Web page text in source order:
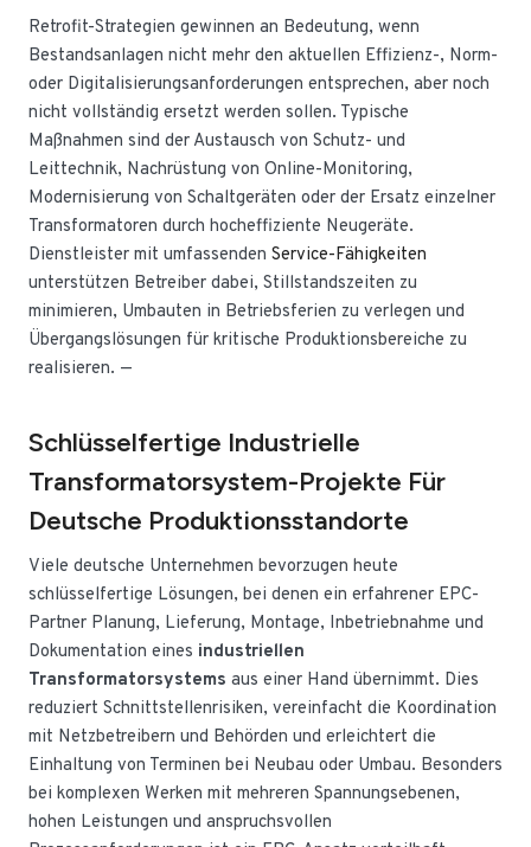
Retrofit-Strategien gewinnen an Bedeutung, wenn
Bestandsanlagen nicht mehr den aktuellen Effizienz-, Norm-
oder Digitalisierungsanforderungen entsprechen, aber noch
nicht vollständig ersetzt werden sollen. Typische
Maßnahmen sind der Austausch von Schutz- und
Leittechnik, Nachrüstung von Online-Monitoring,
Modernisierung von Schaltgeräten oder der Ersatz einzelner
Transformatoren durch hocheffiziente Neugeräte.
Dienstleister mit umfassenden Service-Fähigkeiten
unterstützen Betreiber dabei, Stillstandszeiten zu
minimieren, Umbauten in Betriebsferien zu verlegen und
Übergangslösungen für kritische Produktionsbereiche zu
realisieren. —
Schlüsselfertige Industrielle
Transformatorsystem-Projekte Für
Deutsche Produktionsstandorte
Viele deutsche Unternehmen bevorzugen heute
schlüsselfertige Lösungen, bei denen ein erfahrener EPC-
Partner Planung, Lieferung, Montage, Inbetriebnahme und
Dokumentation eines industriellen
Transformatorsystems aus einer Hand übernimmt. Dies
reduziert Schnittstellenrisiken, vereinfacht die Koordination
mit Netzbetreibern und Behörden und erleichtert die
Einhaltung von Terminen bei Neubau oder Umbau. Besonders
bei komplexen Werken mit mehreren Spannungsebenen,
hohen Leistungen und anspruchsvollen